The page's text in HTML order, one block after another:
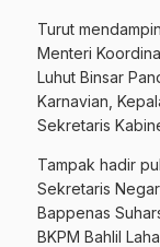
Turut
Menteri
Luhut Binsar
Karnavian,
Sekretaris
Tampak hadir
Sekretaris
Bappenas
BKPM Bahlil